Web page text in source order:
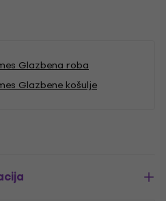
Glazbena roba
Glazbene košulje